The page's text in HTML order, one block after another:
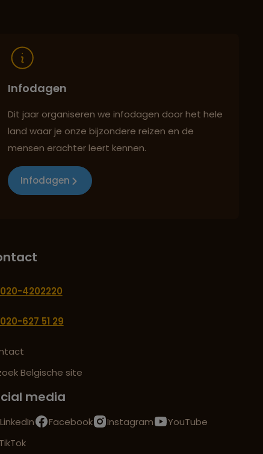
Infodagen
Dit jaar organiseren we infodagen door het hele
land waar je onze bijzondere reizen en de
mensen erachter leert kennen.
Infodagen
020-4202220
020-627 51 29
Belgische site
media
LinkedIn Facebook Instagram
YouTube